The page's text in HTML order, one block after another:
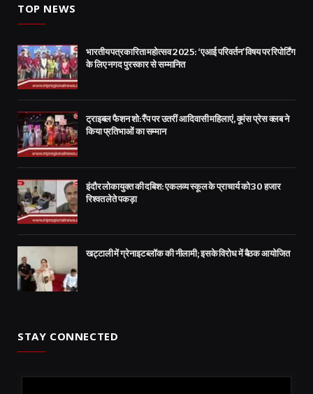
TOP NEWS
भारतीय पत्रकारिता महोत्सव 2025: ‘एआई परिवर्तन’ विषय पर रिपोर्टिंग
के लिए नगद पुरस्कार से सम्मानित
ट्राइबल फैशन शो: रैंप पर उतरीं आदिवासी महिलाएं, वूमंस प्रेस क्लब ने
किया प्रतिभाओं का सम्मान
इंदौर लोकायुक्त की दबिश: एकलव्य स्कूल के प्राचार्य को 30 हजार
रिश्वत लेते पकड़ा
खट्टाली में ग्रेनाइट ब्लॉक की नीलामी; इसके विरोध में बैठक आयोजित
STAY CONNECTED